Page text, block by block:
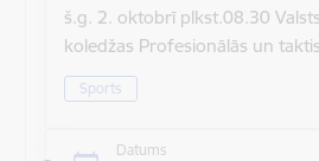
š.g. 2. oktobrī plkst.08.30
koledžas Profesionālās un
Sports
Datums